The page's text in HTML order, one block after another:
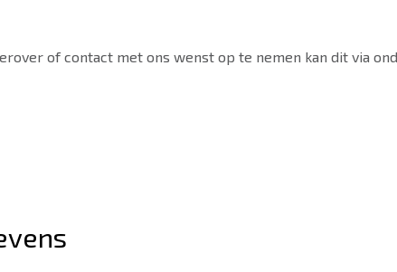
of contact met ons wenst op te nemen kan dit via